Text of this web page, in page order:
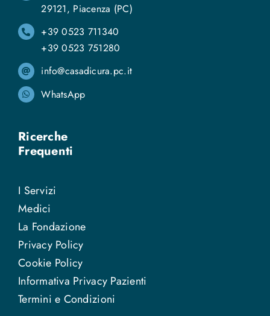
29121, Piacenza (PC)
+39 0523 711340
+39 0523 751280
info@casadicura.pc.it
WhatsApp
Ricerche
Frequenti
I Servizi
Medici
La Fondazione
Privacy Policy
Cookie Policy
Informativa Privacy Pazienti
Termini e Condizioni